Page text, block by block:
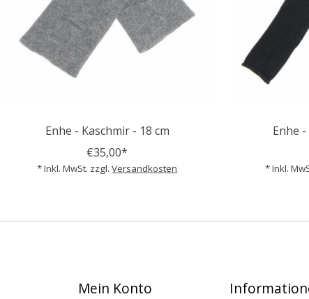
Enhe - Kaschmir - 18 cm
€35,00*
* Inkl. MwSt. zzgl.Versandkosten
Enhe
* Inkl.
Mein Konto